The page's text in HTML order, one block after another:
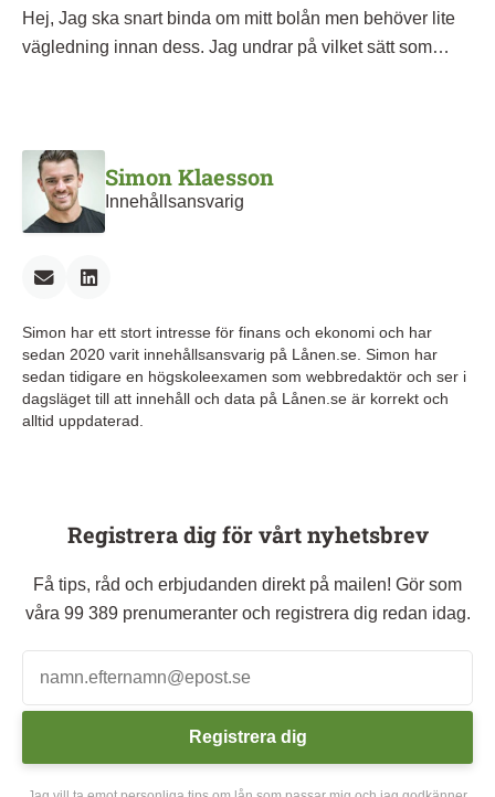
Hej, Jag ska snart binda om mitt bolån men behöver lite
vägledning innan dess. Jag undrar på vilket sätt som
bolån fullt ut.
Simon Klaesson
Innehållsansvarig
Simon har ett stort intresse för finans och ekonomi och har
sedan 2020 varit innehållsansvarig på Lånen.se. Simon har
sedan tidigare en högskoleexamen som webbredaktör och ser i
dagsläget till att innehåll och data på Lånen.se är korrekt och
alltid uppdaterad.
Registrera dig för vårt nyhetsbrev
Få tips, råd och erbjudanden direkt på mailen! Gör som
våra 99 389 prenumeranter och registrera dig redan idag.
Registrera dig